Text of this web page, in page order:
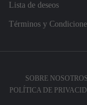
Lista de deseos
Términos y
SOBRE NOSOTROS
POLÍTICA DE